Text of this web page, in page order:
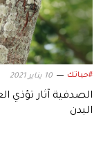
#حياتك 10 يناير 2021
الصدفية آثار تؤذي
البدن